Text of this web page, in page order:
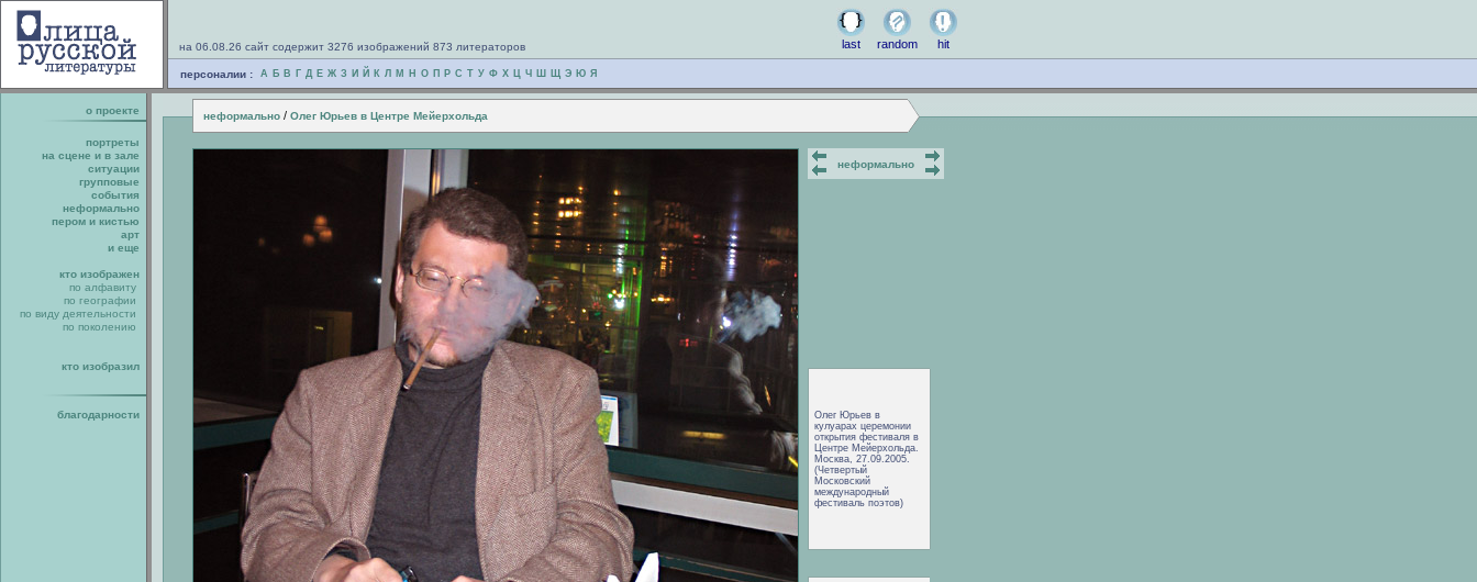
на 06.08.26 сайт содержит 3276 изображений 873 литераторов last random hit
персоналии : А Б В Г Д Е Ж З И Й К Л М Н О П Р С Т У Ф Х Ц Ч Ш Щ Э Ю Я
о проекте неформально / Олег Юрьев в Центре Мейерхольда
портреты
на сцене и в зале
ситуации
групповые
события
неформально
пером и кистью
арт
и еще
кто изображен
по алфавиту
по географии
по виду деятельности
по поколению
кто изобразил
благодарности
неформально
Олег Юрьев в
кулуарах церемонии
открытия фестиваля в
Центре Мейерхольда.
Москва, 27.09.2005.
(Четвертый
Московский
международный
фестиваль поэтов)